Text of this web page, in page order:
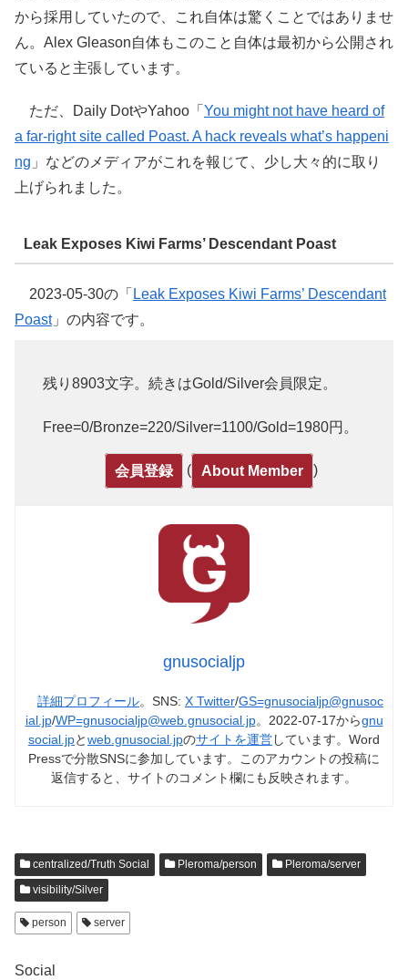
から採用していたので、これ自体は驚くことではありませ
ん。Alex Gleason自体もこのこと自体は最初から公開され
ていると主張しています。
ただ、Daily DotやYahoo「 You might not have heard of
a far-right site called Poast. A hack reveals what’s happeni
ng 」などのメディアがこれを報じて、少し大々的に取り
上げられました。
Leak Exposes Kiwi Farms’ Descendant Poast
2023-05-30の「 Leak Exposes Kiwi Farms’ Descendant
Poast」の内容です。
残り8903文字。続きはGold/Silver会員限定。
Free=0/Bronze=220/Silver=1100/Gold=1980円。
会員登録 ( About Member )
gnusocialjp
詳細プロフィール。SNS: X Twitter/GS=gnusocialjp@gnusoc
ial.jp/WP=gnusocialjp@web.gnusocial.jp。2022-07-17からgnu
social.jpとweb.gnusocial.jpのサイトを運営しています。Word
Pressで分散SNSに参加しています。このアカウントの投稿に
返信すると、サイトのコメント欄にも反映されます。
centralized/Truth Social Pleroma/person
Pleroma/server
visibility/Silver
person server
Social